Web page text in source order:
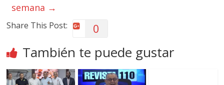
semana →
Share This Post: 0
También te puede gustar